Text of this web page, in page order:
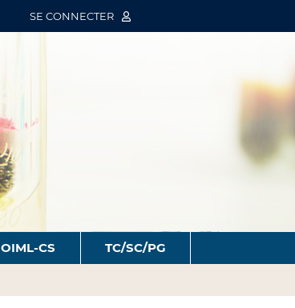
SE CONNECTER
OIML-CS TC/SC/PG